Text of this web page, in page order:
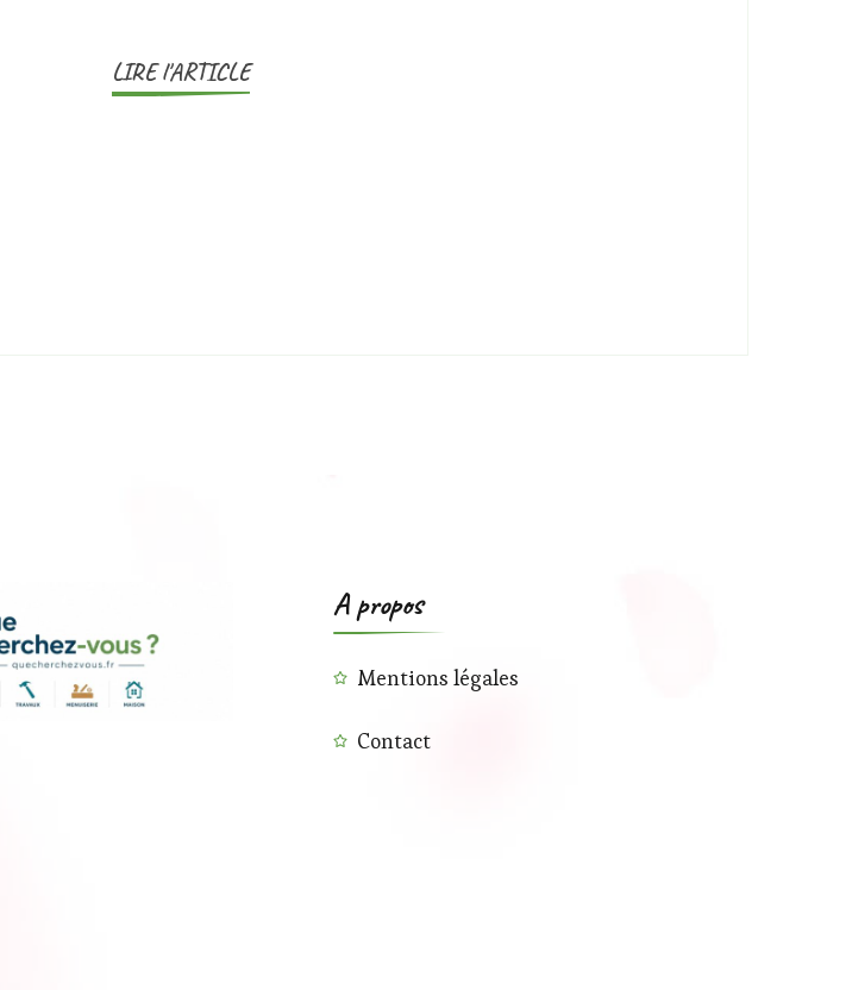
LIRE l'ARTICLE
A propos
Mentions légales
Contact